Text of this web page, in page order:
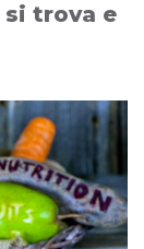
si trova e